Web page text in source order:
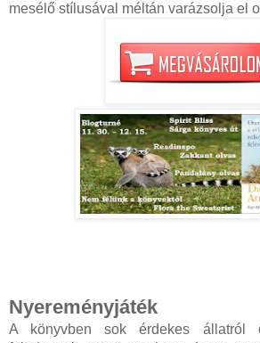
mesélő stílusával méltán varázsolja el
Nyereményjáték
A könyvben sok érdekes állatról